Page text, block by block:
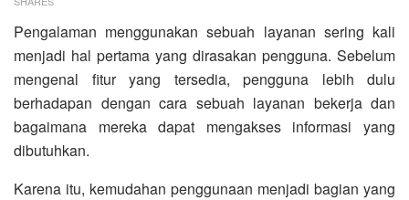
Pengalaman menggunakan sebuah layanan sering kali
menjadi hal pertama yang dirasakan pengguna. Sebelum
mengenal fitur yang tersedia, pengguna lebih dulu
berhadapan dengan cara sebuah layanan bekerja dan
bagaimana mereka dapat mengakses informasi yang
dibutuhkan.
Karena itu, kemudahan penggunaan menjadi bagian yang